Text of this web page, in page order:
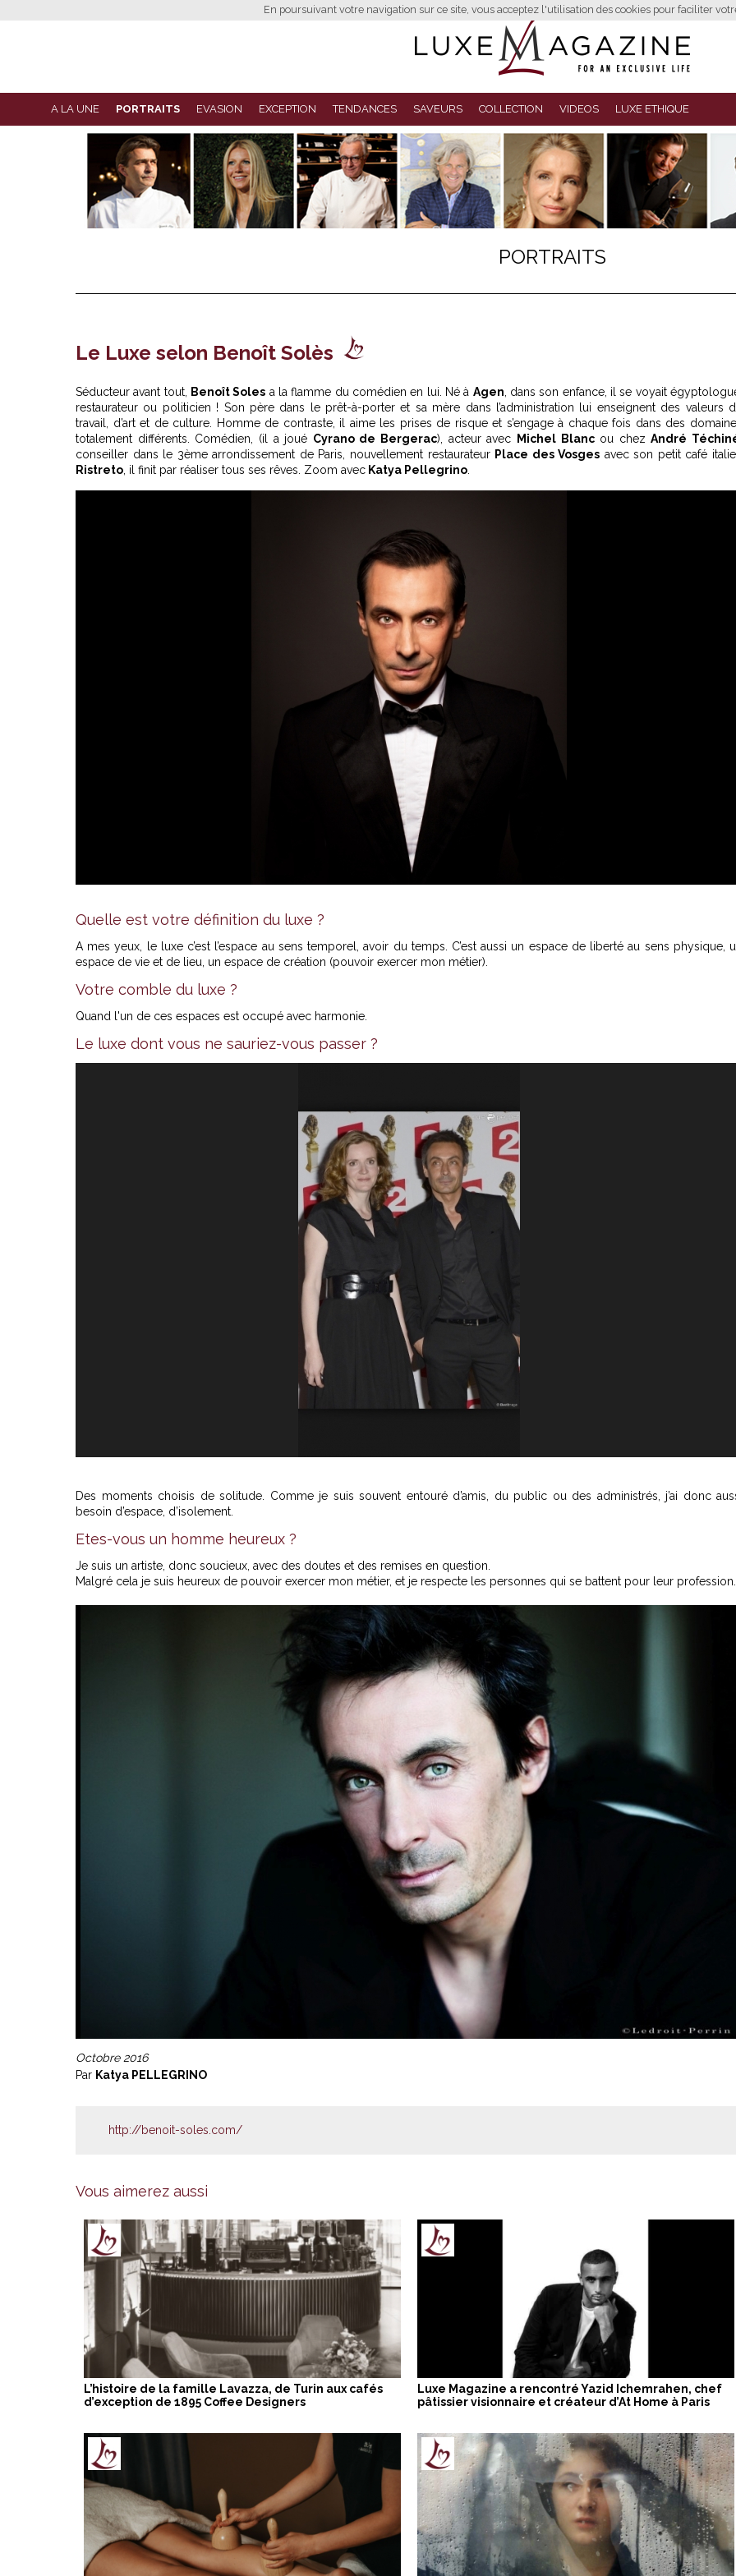
En poursuivant votre navigation sur ce site, vous acceptez l'utilisation des cookies pour faciliter
A LA UNE PORTRAITS EVASION EXCEPTION TENDANCES SAVEURS COLLECTION VIDEOS LUXE ETHIQUE
PORTRAITS
Le Luxe selon Benoît Solès
Séducteur avant tout, Benoît Soles a la flamme du comédien en lui. Né à Agen , dans son enfance, il se voyait
restaurateur ou politicien ! Son père dans le prêt-à-porter et sa mère dans l’administration lui enseignent des valeurs
travail, d’art et de culture. Homme de contraste, il aime les prises de risque et s’engage à chaque fois dans des
totalement différents. Comédien, (il a joué Cyrano de Bergerac), acteur avec Michel Blancou chezAndré
conseiller dans le 3ème arrondissement de Paris, nouvellement restaurateur Place des Vosges avec son petit café
Ristreto , il finit par réaliser tous ses rêves. Zoom avec Katya Pellegrino
Quelle est votre définition du luxe ?
A mes yeux, le luxe c’est l’espace au sens temporel, avoir du temps. C’est aussi un espace de liberté au sens physique,
espace de vie et de lieu, un espace de création (pouvoir exercer mon métier).
Votre comble du luxe ?
Quand l'un de ces espaces est occupé avec harmonie.
Le luxe dont vous ne sauriez-vous passer ?
Des moments choisis de solitude. Comme je suis souvent entouré d’amis, du public ou des administrés, j’ai donc
besoin d’espace, d’isolement.
Etes-vous un homme heureux ?
Je suis un artiste, donc soucieux, avec des doutes et des remises en question.
Malgré cela je suis heureux de pouvoir exercer mon métier, et je respecte les personnes qui se battent pour leur profession.
Octobre 2016
Par Katya PELLEGRINO
http://benoit-soles.com/
Vous aimerez aussi
L’histoire de la famille Lavazza, de Turin aux cafés
d’exception de 1895 Coffee Designers
Luxe Magazine a rencontré Yazid Ichemrahen, chef
pâtissier visionnaire et créateur d’At Home à Paris